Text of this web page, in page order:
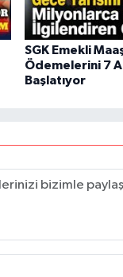
SGK Emekli
Ödemelerini 7
Başlatıyor